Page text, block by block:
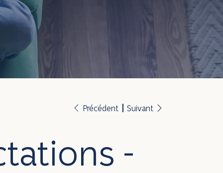
Précédent Suivant
-